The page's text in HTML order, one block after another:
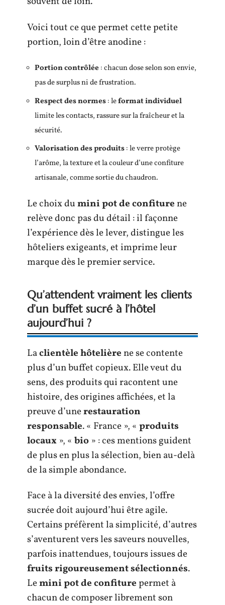
Voici tout ce que permet cette petite
portion, loin d’être anodine :
Portion contrôlée : chacun dose selon son envie,
pas de surplus ni de frustration.
Respect des normes: leformat individuel
limite les contacts, rassure sur la fraîcheur et la
sécurité.
Valorisation des produits: le verre protège
l’arôme, la texture et la couleur d’une confiture
artisanale, comme sortie du chaudron.
Le choix dumini pot de confiturene
relève donc pas du détail : il façonne
l’expérience dès le lever, distingue les
hôteliers exigeants, et imprime leur
marque dès le premier service.
Qu’attendent vraiment les clients
d’un buffet sucré à l’hôtel
aujourd’hui ?
Laclientèle hôtelièrene se contente
plus d’un buffet copieux. Elle veut du
sens, des produits qui racontent une
histoire, des origines affichées, et la
preuve d’unerestauration
responsable. « France », « produits
locaux », « bio » : ces mentions guident
de plus en plus la sélection, bien au-delà
de la simple abondance.
Face à la diversité des envies, l’offre
sucrée doit aujourd’hui être agile.
Certains préfèrent la simplicité, d’autres
s’aventurent vers les saveurs nouvelles,
parfois inattendues, toujours issues de
fruits rigoureusement sélectionnés.
Lemini pot de confiturepermet à
chacun de composer librement son